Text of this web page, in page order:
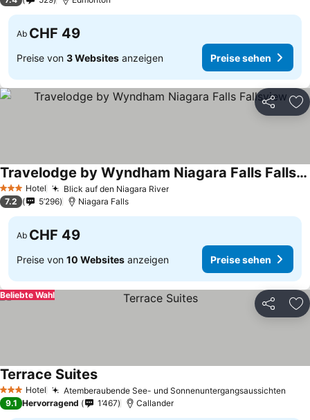
Ab CHF 49
Preise von 3 Websites anzeigen Preise sehen
Teilen
3 SterneHotel Blick auf den Niagara River
Travelodge by Wyndham Niagara Falls Fallsview
7.2 5’296 Niagara Falls
Ab CHF 49
Preise von 10 Websites anzeigen Preise sehen
Teilen
Beliebte Wahl
3 SterneHotel Atemberaubende See- und Sonnenuntergangsaussichten
Terrace Suites
9.1 Hervorragend 1’467 Callander